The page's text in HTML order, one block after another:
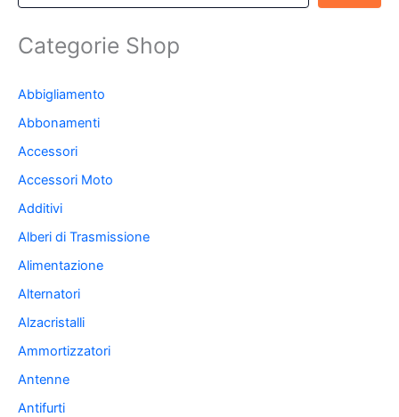
Categorie Shop
Abbigliamento
Abbonamenti
Accessori
Accessori Moto
Additivi
Alberi di Trasmissione
Alimentazione
Alternatori
Alzacristalli
Ammortizzatori
Antenne
Antifurti